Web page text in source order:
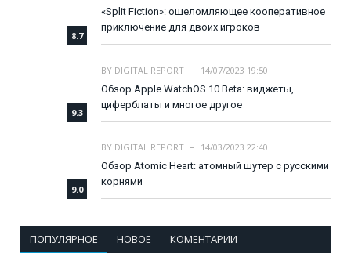
8.7
«Split Fiction»: ошеломляющее кооперативное
приключение для двоих игроков
9.3
BY DIGITAL REPORT
14/07/2023 19:50
Обзор Apple WatchOS 10 Beta: виджеты,
циферблаты и многое другое
9.0
BY DIGITAL REPORT
14/03/2023 22:40
Обзор Atomic Heart: атомный шутер с русскими
корнями
ПОПУЛЯРНОЕ НОВОЕ КОМЕНТАРИИ